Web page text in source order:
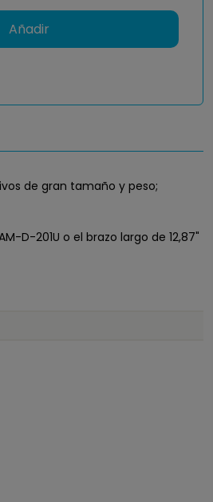
Añadir
de gran tamaño y peso;
D-201U o el brazo largo de 12,87"